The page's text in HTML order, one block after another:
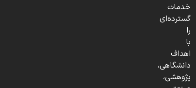
خدمات
گسترده‌ای
را
با
اهداف
دانشگاهی،
پژوهشی،